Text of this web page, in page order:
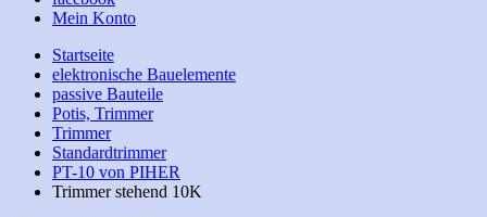
Mein Konto
Startseite
elektronische Bauelemente
passive Bauteile
Potis, Trimmer
Trimmer
Standardtrimmer
PT-10 von PIHER
Trimmer stehend 10K